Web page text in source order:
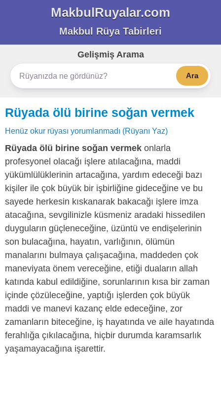
MakbulRuyalar.com
Makbul Rüya Tabirleri
Gelişmiş Arama
Ara
Rüyada ölü birine soğan vermek
Henüz okur rüyası yorumlanmadı (Rüyanı Yaz)
Rüyada ölü birine soğan vermek onlarla
profesyonel olacağı işlere atılacağına, maddi
yükümlülüklerinin artacağına, yardım edeceği bazı
kişiler ile çok büyük bir işbirliğine gideceğine ve bu
sayede herkesin kıskanarak bakacağı işlere imza
atacağına, sevgilinizle küsmeniz aradaki hissedilen
duyguların güçleneceğine, üzüntü ve endişelerinin
son bulacağına, hayatın, varlığının, ölümün
manalarını bulmaya çalışacağına, maddeden çok
maneviyata önem vereceğine, etiği duaların allah
katında kabul edildiğine, sorunlarının kısa bir zaman
içinde çözüleceğine, yaptığı işlerden çok büyük
maddi ve manevi kazanç elde edeceğine, zor
zamanların biteceğine, iş hayatında ve aile hayatında
ferahlığa çıkılacağına, hiçbir durumda karamsarlık
yaşamayacağına işarettir.